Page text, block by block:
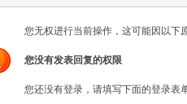
您无权进行当前操作，这可能因以下
您没有发表回复的权限
您还没有登录，请填写下面的登录表